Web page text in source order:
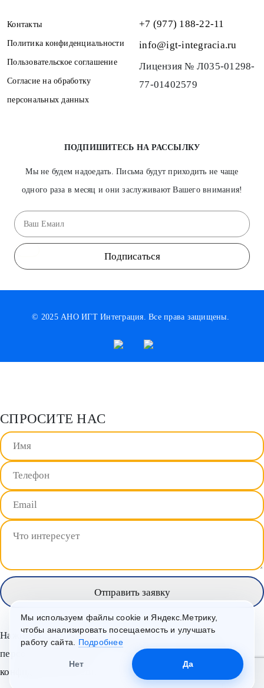
Контакты
Политика конфиденциальности
Пользовательское соглашение
Согласие на обработку
персональных данных
+7 (977) 188-22-11
info@igt-integracia.ru
Лицензия № Л035-01298-
77-01402579
ПОДПИШИТЕСЬ НА РАССЫЛКУ
Мы не будем надоедать. Письма будут приходить не чаще
одного раза в месяц и они заслуживают Вашего внимания!
Подписаться
© 2025 АНО ИГТ Интеграция. Все права защищены.
СПРОСИТЕ НАС
Нажимая на кнопку, вы даете согласие на обработку
персональных данных и соглашаетесь с
конфиденциальности
Мы используем файлы cookie и Яндекс.Метрику,
чтобы анализировать посещаемость и улучшать
работу сайта. Подробнее
Нет Да